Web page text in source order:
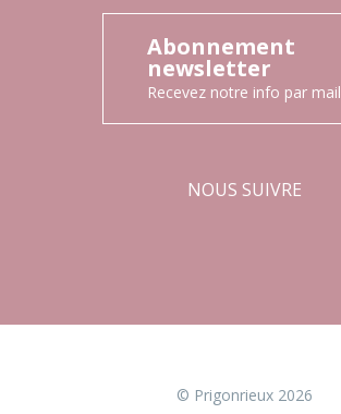
Abonnement
newsletter
Recevez notre info par mail
NOUS SUIVRE
© Prigonrieux 2026